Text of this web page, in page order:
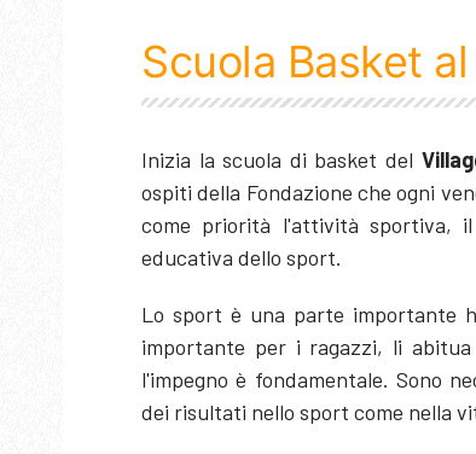
Scuola Basket
Inizia la scuola di basket del
ospiti della Fondazione che ogni
come priorità l'attività sportiva,
educativa dello sport.
Lo sport è una parte importante
importante per i ragazzi, li
l'impegno è fondamentale. Sono
dei risultati nello sport come nella